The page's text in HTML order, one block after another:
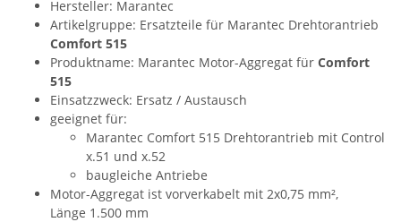
Hersteller: Marantec
Artikelgruppe: Ersatzteile für Marantec Drehtorantrieb
Comfort 515
Produktname: Marantec Motor-Aggregat für Comfort
515
Einsatzzweck: Ersatz / Austausch
geeignet für:
Marantec Comfort 515 Drehtorantrieb mit Control
x.51 und x.52
baugleiche Antriebe
Motor-Aggregat ist vorverkabelt mit 2x0,75 mm²,
Länge 1.500 mm